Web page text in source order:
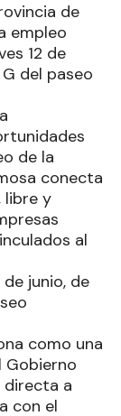
de
empleo
12 de
del paseo
de la
conecta
libre y
al
junio, de
como una
Gobierno
directa a
con el